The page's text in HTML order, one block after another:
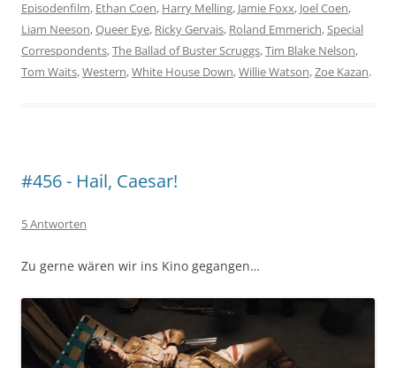
Episodenfilm, Ethan Coen, Harry Melling, Jamie Foxx, Joel Coen,
Liam Neeson,Queer Eye, Ricky Gervais, Roland Emmerich,Special
Correspondents,The Ballad of Buster Scruggs,Tim Blake Nelson,
Tom Waits,Western,White House Down,Willie Watson,Zoe Kazan.
#456 - Hail, Caesar!
5 Antworten
Zu gerne wären wir ins Kino gegangen…